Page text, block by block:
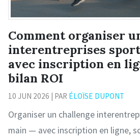
Comment organiser
interentreprises
avec inscription en
bilan ROI
10 JUN 2026 | PAR ÉLOÏSE DUPONT
Organiser un challenge
main — avec inscription en ligne,